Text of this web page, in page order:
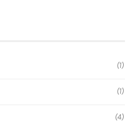
(1)
(1)
(4)